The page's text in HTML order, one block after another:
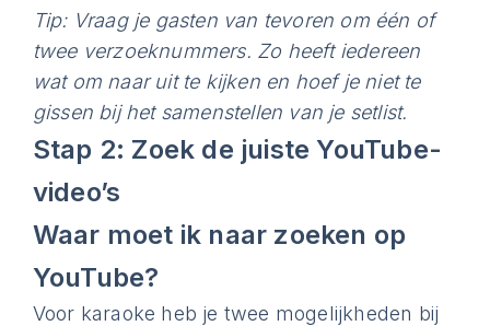
Tip: Vraag je gasten van tevoren om één of
twee verzoeknummers. Zo heeft iedereen
wat om naar uit te kijken en hoef je niet te
gissen bij het samenstellen van je setlist.
Stap 2: Zoek de juiste YouTube-
video’s
Waar moet ik naar zoeken op
YouTube?
Voor karaoke heb je twee mogelijkheden bij